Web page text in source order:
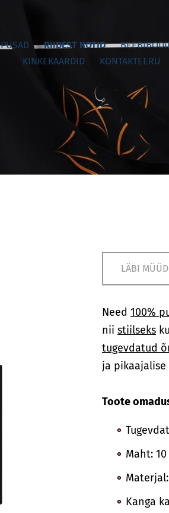
PUSAD RIIDEST KOTID
KINKEKAARDID
KONTAKTEERU
LÄBI
Need 100%
nii stiilseks
tugevdatud
ja pikaajalise
Toote
Maht:
Kanga